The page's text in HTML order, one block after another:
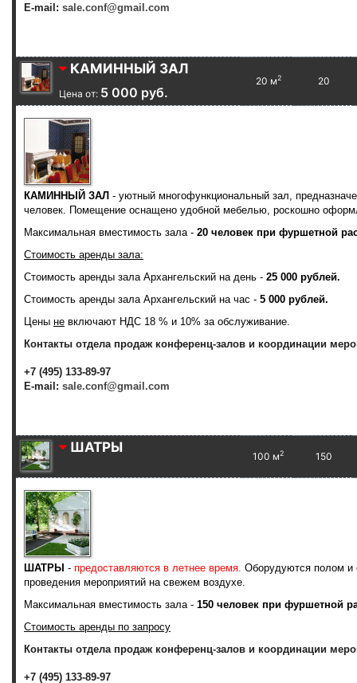
E-mail: sale.conf@gmail.com
КАМИННЫЙ ЗАЛ
Цена от: 5 000 руб.
20 м2 20
КАМИННЫЙ ЗАЛ - уютный многофункциональный зал,
человек. Помещение оснащено удобной мебелью, роскошно
Максимальная вместимость зала - 20 человек при фуршетной
Стоимость аренды зала:
Стоимость аренды зала Архангельский на день - 25 000 рублей.
Стоимость аренды зала Архангельский на час - 5 000 рублей.
Цены не включают НДС 18 % и 10% за обслуживание.
Контакты отдела продаж конференц-залов и координации
+7 (495) 133-89-97
E-mail: sale.conf@gmail.com
ШАТРЫ
100 м2 150
ШАТРЫ - предоставляются в летнее время. Оборудуются полом и
проведения мероприятий на свежем воздухе.
Максимальная вместимость зала - 150 человек при фуршетной
Стоимость аренды по запросу
Контакты отдела продаж конференц-залов и координации
+7 (495) 133-89-97